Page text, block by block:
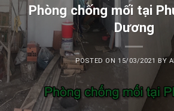
Phòng chống mối tại
Dương
POSTED ON 15/03/2021 BY